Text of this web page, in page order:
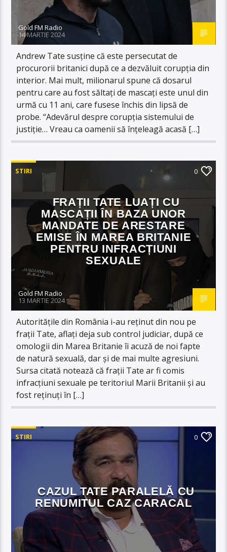
Gold FM Radio
14 MARTIE 2024
Andrew Tate susține că este persecutat de
procurorii britanici după ce a dezvăluit corupția din
interior. Mai mult, milionarul spune că dosarul
pentru care au fost săltați de mascați este unul din
urmă cu 11 ani, care fusese închis din lipsă de
probe. “Adevărul despre corupția sistemului de
justiție… Vreau ca oamenii să înțeleagă acasă […]
STIRI 0
FRAȚII TATE LUAȚI CU
MASCAȚII ÎN BAZA UNOR
MANDATE DE ARESTARE
EMISE ÎN MAREA BRITANIE
PENTRU INFRACȚIUNI
SEXUALE
Gold FM Radio
13 MARTIE 2024
Autoritățile din România i-au reținut din nou pe
frații Tate, aflați deja sub control judiciar, după ce
omologii din Marea Britanie îi acuză de noi fapte
de natură sexuală, dar și de mai multe agresiuni.
Sursa citată notează că frații Tate ar fi comis
infracțiuni sexuale pe teritoriul Marii Britanii și au
fost reținuți în […]
STIRI 0
CAZUL TATE PARALELĂ CU
RENUMITUL CAZ CARACAL